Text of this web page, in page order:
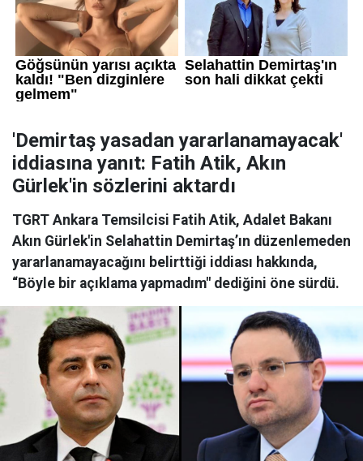
'Demirtaş yasadan yararlanamayacak'
iddiasına yanıt: Fatih Atik, Akın
Gürlek'in sözlerini aktardı
TGRT Ankara Temsilcisi Fatih Atik, Adalet Bakanı
Akın Gürlek'in Selahattin Demirtaş’ın düzenlemeden
yararlanamayacağını belirttiği iddiası hakkında,
“Böyle bir açıklama yapmadım" dediğini öne sürdü.